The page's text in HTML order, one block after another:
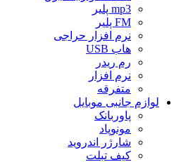
mp3 پلیر
FM پلیر
نرم افزار حراجی
هاب USB
رم ریدر
نرم افزار
متفرقه
لوازم جانبی موبایل
پاوربانک
مونوپاد
شارژر اندروید
کیف تبلت